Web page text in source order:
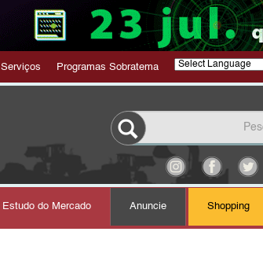
Serviços Programas Sobratema
Estudo do Mercado Anuncie Shopping